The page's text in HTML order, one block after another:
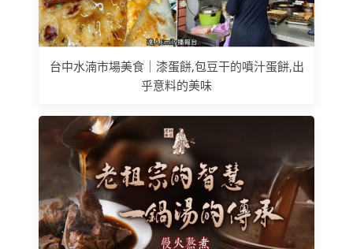
台中水湳市場美食｜漆蛋餅,包豆干的噴汁蛋餅,出
乎意料的美味